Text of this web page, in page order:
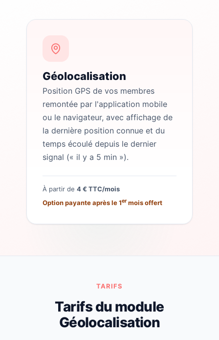
Géolocalisation
Position GPS de vos membres
remontée par l'application mobile
ou le navigateur, avec affichage de
la dernière position connue et du
temps écoulé depuis le dernier
signal (« il y a 5 min »).
À partir de 4 € TTC/mois
Option payante après le 1ermois offert
TARIFS
Tarifs du module
Géolocalisation